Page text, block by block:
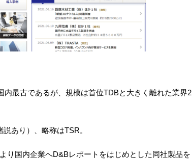
内最古であるが、規模は首位TDBと大きく離れた業界2
あり）、略称はTSR。
り国内企業へD&Bレポートをはじめとした同社製品を